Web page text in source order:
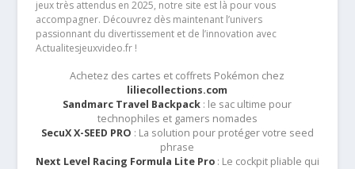
jeux très attendus en 2025, notre site est là pour vous
accompagner. Découvrez dès maintenant l’univers
passionnant du divertissement et de l’innovation avec
Actualitesjeuxvideo.fr !
Achetez des cartes et coffrets Pokémon chez
liliecollections.com
Sandmarc Travel Backpack : le sac ultime pour
technophiles et gamers nomades
SecuX X-SEED PRO : La solution pour protéger votre seed
phrase
Next Level Racing Formula Lite Pro: Le cockpit pliable qui